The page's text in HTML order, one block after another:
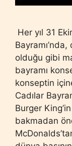
Her yıl 31
olduğu gibi
bayramı
konseptin
Cadılar
Burger
bakmadan